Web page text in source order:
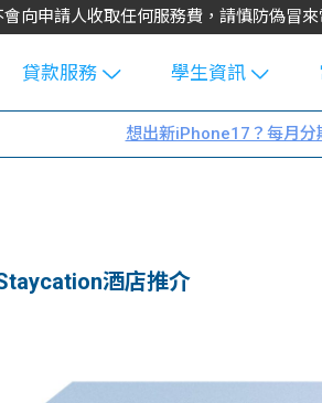
向申請人收取任何服務費，請慎防偽冒
貸款服務
學生貸款
大學生學費
機
學生資訊
Blog
大專生筍
Exchang
想出新iPhone17？每月分
酒店推介